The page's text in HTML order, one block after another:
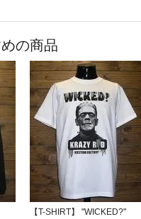
の商品
【T-SHIRT】 "WICKED?"